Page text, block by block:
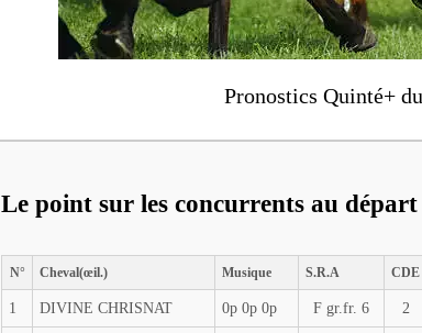
Pronostics Quinté+
Le point sur les concurrents au départ
N° Cheval(œil.) Musique S.R.A CDE
1 DIVINE CHRISNAT 0p 0p 0p F gr.fr. 6 2